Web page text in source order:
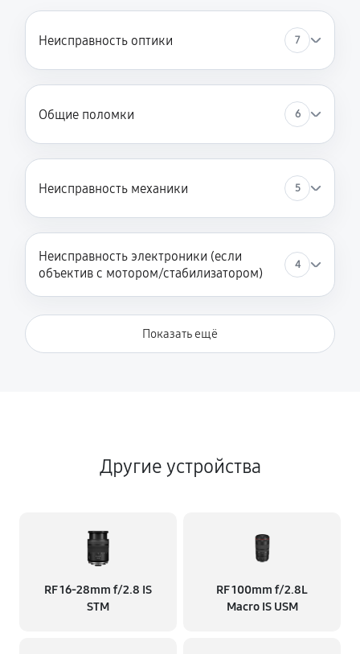
Неисправность оптики 7
Общие поломки 6
Неисправность механики 5
Неисправность электроники (если
объектив с мотором/стабилизатором)
4
Показать ещё
Другие устройства
RF 16‑28mm f/2.8 IS
STM
RF 100mm f/2.8L
Macro IS USM